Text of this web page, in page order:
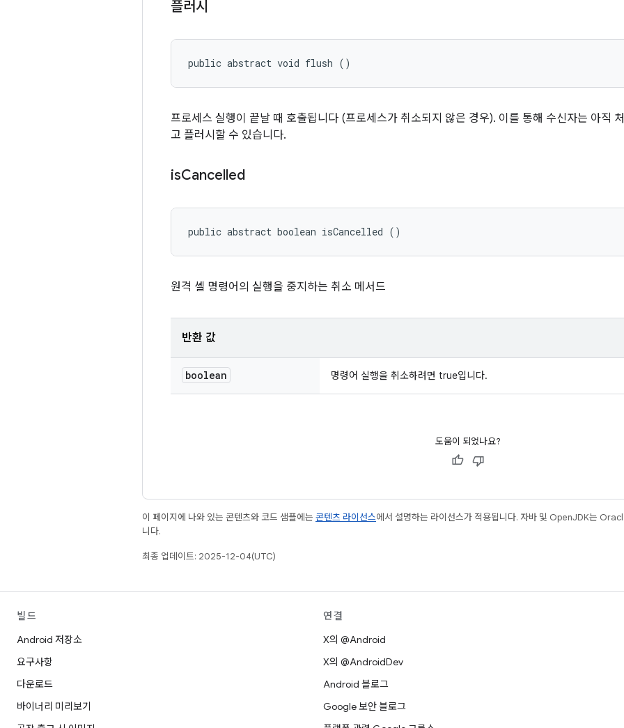
플러시
public abstract void flush ()
프로세스 실행이 끝날 때 호출됩니다 (프로세스가 취소되지 않은 경우). 이를 통해 수신자는 아직
고 플러시할 수 있습니다.
isCancelled
public abstract boolean isCancelled ()
원격 셸 명령어의 실행을 중지하는 취소 메서드
반환 값
boolean 명령어 실행을 취소하려면 true입니다.
도움이 되었나요?
이 페이지에 나와 있는 콘텐츠와 코드 샘플에는 콘텐츠 라이선스에서 설명하는 라이선스가 적용됩니다. 자바 및 OpenJDK는
니다.
최종 업데이트: 2025-12-04(UTC)
빌드
Android 저장소
요구사항
다운로드
바이너리 미리보기
연결
X의 @Android
X의 @AndroidDev
Android 블로그
Google 보안 블로그